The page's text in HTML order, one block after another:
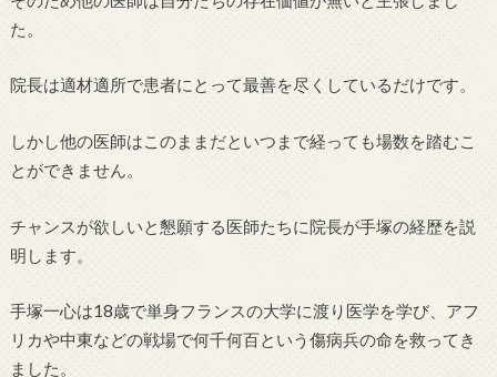
た。
院長は適材適所で患者にとって最善を尽くしているだけです。
しかし他の医師はこのままだといつまで経っても場数を踏むこ
とができません。
チャンスが欲しいと懇願する医師たちに院長が手塚の経歴を説
明します。
手塚一心は18歳で単身フランスの大学に渡り医学を学び、アフ
リカや中東などの戦場で何千何百という傷病兵の命を救ってき
ました。